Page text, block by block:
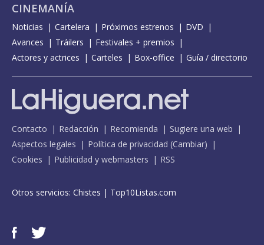
CINEMANÍA
Noticias Cartelera Próximos estrenos
DVD
Avances
Tráilers
Festivales + premios
Actores y actrices
Carteles Box-office Guía / directorio
Contacto Redacción Recomienda
Sugiere una web
Aspectos legales
Política de privacidad (Cambiar)
Cookies
Publicidad y webmasters RSS
Otros servicios: Chistes | Top10Listas.com